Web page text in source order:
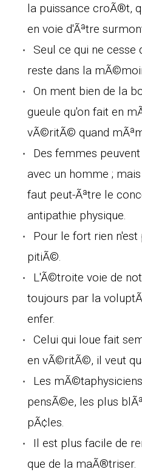
la puissance croÃ®t,
en voie d'Ãªtre
Seul ce qui ne
reste dans la
On ment bien de la
gueule qu'on fait en
vÃ©ritÃ© quand
Des femmes
avec un homme ;
faut peut-Ãªtre le
antipathie physique.
Pour le fort rien n'est
pitiÃ©.
L'Ã©troite voie de
toujours par la
enfer.
Celui qui loue fait
en vÃ©ritÃ©, il veut
Les
pensÃ©e, les plus
pÃ¢les.
Il est plus facile de
que de la maÃ®triser.